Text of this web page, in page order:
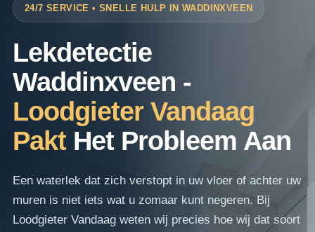
24/7 SERVICE • SNELLE HULP IN WADDINXVEEN
Lekdetectie
Waddinxveen -
Loodgieter Vandaag
PaktHet Probleem Aan
Een waterlek dat zich verstopt in uw vloer of achter uw
muren is niet iets wat u zomaar kunt negeren. Bij
Loodgieter Vandaag weten wij precies hoe wij dat soort